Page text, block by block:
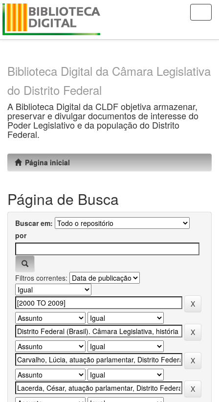
Skip
Biblioteca Digital da Câmara Legislativa
do Distrito Federal
A Biblioteca Digital da CLDF objetiva armazenar,
preservar e divulgar documentos de interesse do
Poder Legislativo e da população do Distrito
Federal.
Página inicial
Página de Busca
Buscar em:
por
Filtros correntes: